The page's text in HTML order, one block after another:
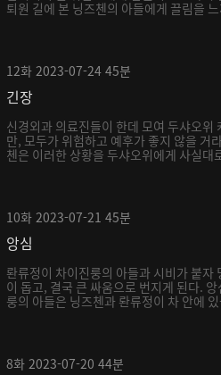
퇴원 길에 본 닝즈첸의 아들에게 끌림을
12화 2023-07-24 45분
긴장
신경외과 의료진들이 한데 모여 두샤오위
만, 모두가 위험하고 예후가 좋지 않을 거
첸은 이러한 상황을 두샤오위에게 사실대
10화 2023-07-21 45분
앙심
롼류정이 차이진룽의 아들과 시비가 붙자
이 돕고, 결국 큰 싸움으로 번지게 된다.
룽의 아들은 닝즈첸과 롼류정이 차 안에
8화 2023-07-20 44분